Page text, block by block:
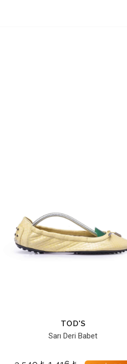
TOD'S
Sarı Deri Babet